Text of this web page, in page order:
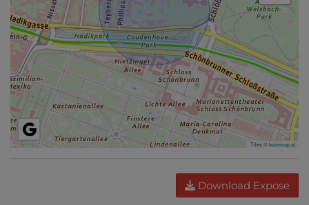
Tiles ©basemap.at
Download Expose